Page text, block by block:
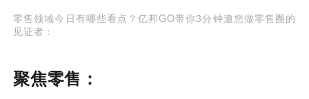
零售领域今日有哪些看点？亿邦GO带你3分钟邀您做零售圈的
见证者：
聚焦零售：